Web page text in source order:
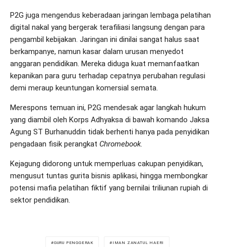
P2G juga mengendus keberadaan jaringan lembaga pelatihan
digital nakal yang bergerak terafiliasi langsung dengan para
pengambil kebijakan. Jaringan ini dinilai sangat halus saat
berkampanye, namun kasar dalam urusan menyedot
anggaran pendidikan. Mereka diduga kuat memanfaatkan
kepanikan para guru terhadap cepatnya perubahan regulasi
demi meraup keuntungan komersial semata.
Merespons temuan ini, P2G mendesak agar langkah hukum
yang diambil oleh Korps Adhyaksa di bawah komando Jaksa
Agung ST Burhanuddin tidak berhenti hanya pada penyidikan
pengadaan fisik perangkat Chromebook.
Kejagung didorong untuk memperluas cakupan penyidikan,
mengusut tuntas gurita bisnis aplikasi, hingga membongkar
potensi mafia pelatihan fiktif yang bernilai triliunan rupiah di
sektor pendidikan.
GURU PENGGERAK IMAN ZANATUL HAERI